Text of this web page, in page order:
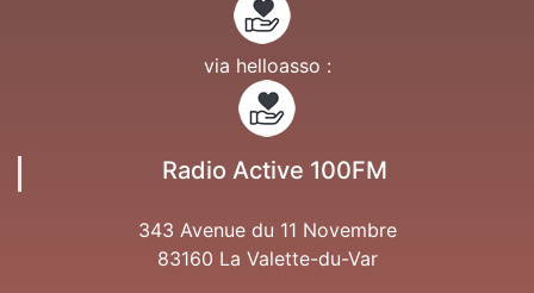
via helloasso :
Radio Active 100FM
343 Avenue du 11 Novembre
83160 La Valette-du-Var